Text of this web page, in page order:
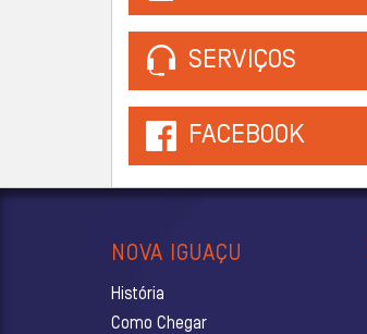
SERVIÇOS
FACEBOOK
NOVA IGUAÇU
História
Como Chegar